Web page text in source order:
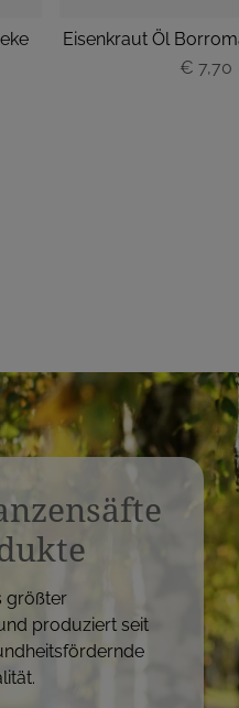
Eisenkraut Öl
€ 7,70P
größter
produziert seit